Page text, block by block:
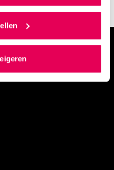
dan geef je ons
social media en
te plaatsen. Lees
instellen’ kun je ook zelf
Je kunt je
intrekken via
van de HAN in